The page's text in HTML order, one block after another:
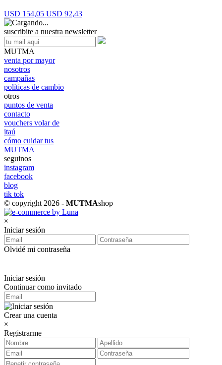
USD 154,05 USD 92,43
suscribite a nuestra newsletter
MUTMA
venta por mayor
nosotros
campañas
políticas de cambio
otros
puntos de venta
contacto
vouchers volar de
itaú
cómo cuidar tus
MUTMA
seguinos
instagram
facebook
blog
tik tok
© copyright 2026 - MUTMAshop
×
Iniciar sesión
Olvidé mi contraseña
Iniciar sesión
Continuar como invitado
Crear una cuenta
×
Registrarme